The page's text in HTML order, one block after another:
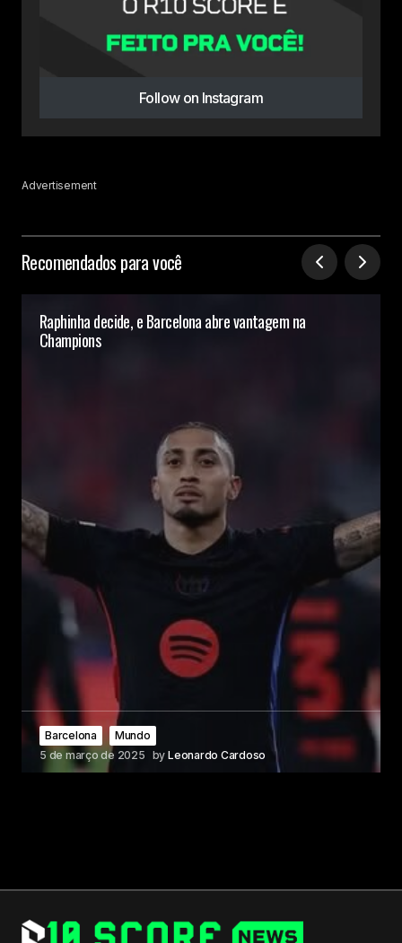
Follow on Instagram
Advertisement
Recomendados para você
Raphinha decide, e Barcelona abre vantagem na
Champions
Barcelona
Mundo
5 de março de 2025 by Leonardo Cardoso